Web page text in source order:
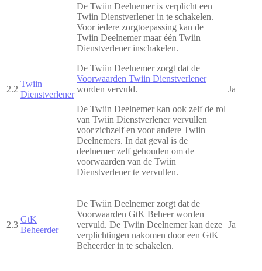
2.2
Twiin
Dienstverlener
De Twiin Deelnemer is verplicht een
Twiin Dienstverlener in te schakelen.
Voor iedere zorgtoepassing kan de
Twiin Deelnemer maar één Twiin
Dienstverlener inschakelen.
De Twiin Deelnemer zorgt dat de
Voorwaarden Twiin Dienstverlener
worden vervuld.
De Twiin Deelnemer kan ook zelf de rol
van Twiin Dienstverlener vervullen
voor zichzelf en voor andere Twiin
Deelnemers. In dat geval is de
deelnemer zelf gehouden om de
voorwaarden van de Twiin
Dienstverlener te vervullen.
Ja
2.3
GtK
Beheerder
De Twiin Deelnemer zorgt dat de
Voorwaarden GtK Beheer worden
vervuld. De Twiin Deelnemer kan deze
verplichtingen nakomen door een GtK
Beheerder in te schakelen.
Ja